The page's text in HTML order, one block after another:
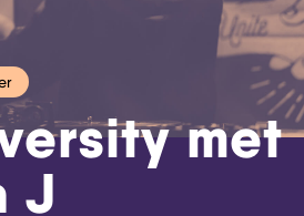
Skip navigatie met
J